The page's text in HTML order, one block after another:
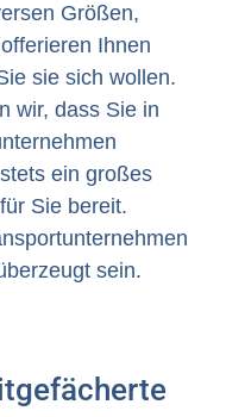
Größen,
Ihnen
sie sich wollen.
wir, dass Sie in
ein großes
für Sie bereit.
sein.